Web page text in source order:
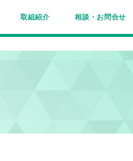
取組紹介 相談・お問合せ